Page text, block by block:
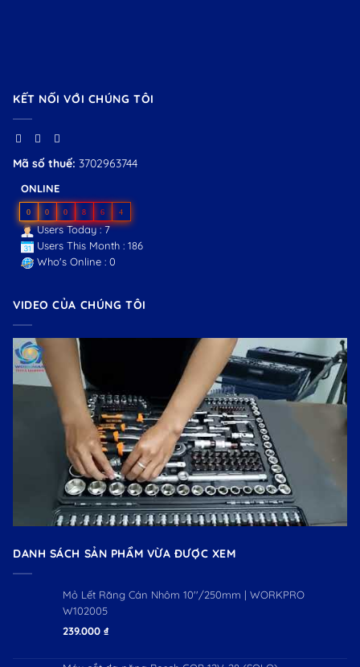
KẾT NỐI VỚI CHÚNG TÔI
Mã số thuế: 3702963744
ONLINE
0 0 0 8 6 4
Users Today : 7
Users This Month : 186
Who's Online : 0
VIDEO CỦA CHÚNG TÔI
DANH SÁCH SẢN PHẨM VỪA ĐƯỢC XEM
Mỏ Lết Răng Cán Nhôm 10''/250mm | WORKPRO
W102005
239.000 ₫